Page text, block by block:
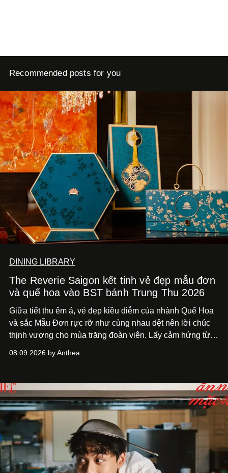
Recommended posts for you
DINING LIBRARY
The Reverie Saigon kết tinh vẻ đẹp mẫu đơn
và quế hoa vào BST bánh Trung Thu 2026
Giữa tiết thu êm ả, vẻ đẹp kiều diễm của nhành Quế Hoa
và sắc Mẫu Đơn rực rỡ như cùng nhau dệt nên lời chúc
thịnh vượng cho mùa trăng đoàn viên. Lấy cảm hứng từ
hương vị của những thức quà truyền thống vào bộ sưu
quà tặng ‘Mẫu Đơn Khai Phúc’, ‘Quế Hoa Vọng Nguyệt’
và ‘Nguyệt Sắc Giao Hòa’, gửi trao ước nguyện bình an
và hạnh phúc viên mãn.
08.09.2026 by Anthea